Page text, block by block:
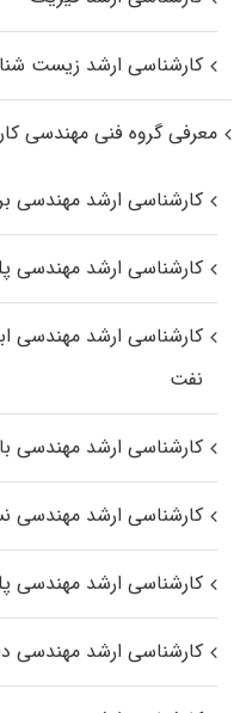
کارشناسی ارشد زیست‌
معرفی گروه فنی مهندسی
کارشناسی ارشد مهندسی
کارشناسی ارشد مهندسی
کارشناسی ارشد مهندسی
نفت
کارشناسی ارشد مهندسی
کارشناسی ارشد مهندسی
کارشناسی ارشد مهندسی
کارشناسی ارشد مهندسی